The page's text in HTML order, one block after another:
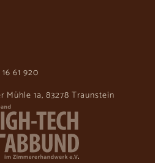
61 920
Mühle 1a, 83278 Traunstein